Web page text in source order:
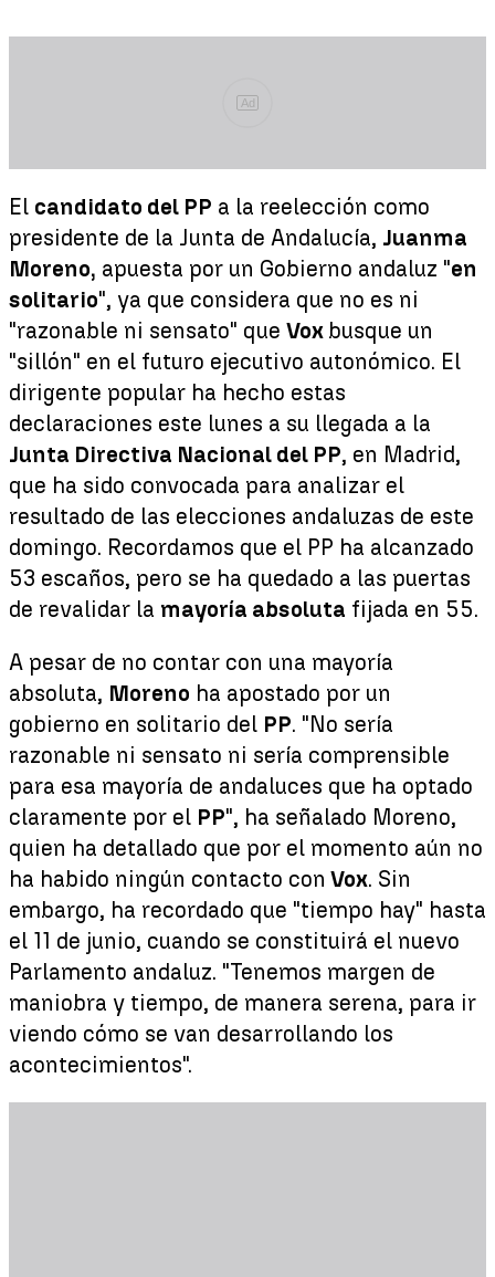
Ad
El candidato del PP a la reelección como
presidente de la Junta de Andalucía, Juanma
Moreno, apuesta por un Gobierno andaluz "en
solitario", ya que considera que no es ni
"razonable ni sensato" que Vox busque un
"sillón" en el futuro ejecutivo autonómico. El
dirigente popular ha hecho estas
declaraciones este lunes a su llegada a la
Junta Directiva Nacional del PP, en Madrid,
que ha sido convocada para analizar el
resultado de las elecciones andaluzas de este
domingo. Recordamos que el PP ha alcanzado
53 escaños, pero se ha quedado a las puertas
de revalidar la mayoría absoluta fijada en 55.
A pesar de no contar con una mayoría
absoluta, Moreno ha apostado por un
gobierno en solitario del PP. "No sería
razonable ni sensato ni sería comprensible
para esa mayoría de andaluces que ha optado
claramente por el PP", ha señalado Moreno,
quien ha detallado que por el momento aún no
ha habido ningún contacto con Vox. Sin
embargo, ha recordado que "tiempo hay" hasta
el 11 de junio, cuando se constituirá el nuevo
Parlamento andaluz. "Tenemos margen de
maniobra y tiempo, de manera serena, para ir
viendo cómo se van desarrollando los
acontecimientos".